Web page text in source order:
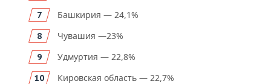
Башкирия — 24,1%
Чувашия —23%
Удмуртия — 22,8%
Кировская область — 22,7%